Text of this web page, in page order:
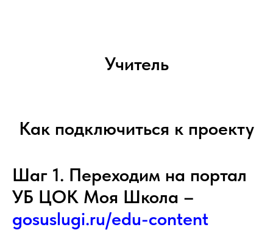
Учитель
Как подключиться к проекту
Шаг 1. Переходим на портал
УБ ЦОК Моя Школа –
gosuslugi.ru/edu-content